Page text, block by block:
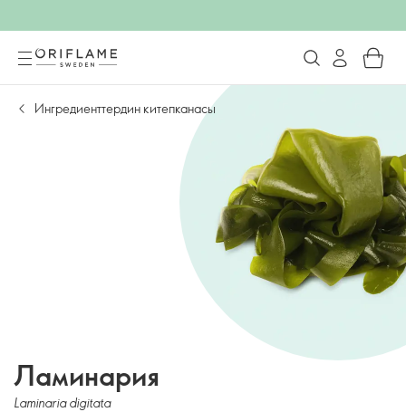
Ингредиенттердин китепканасы
Ламинария
Laminaria digitata